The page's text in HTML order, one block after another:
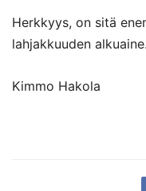
Herkkyys, on sitä
lahjakkuuden alkuaine.
Kimmo Hakola